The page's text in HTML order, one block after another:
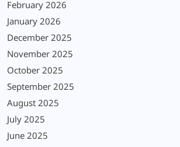
February 2026
January 2026
December 2025
November 2025
October 2025
September 2025
August 2025
July 2025
June 2025